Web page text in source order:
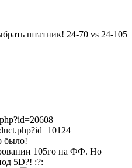
штатник! 24-70 vs 24-105
было!
105го на ФФ. Но
5D?! :?: